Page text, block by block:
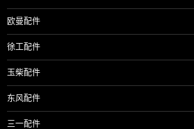
欧曼配件
徐工配件
玉柴配件
东风配件
三一配件